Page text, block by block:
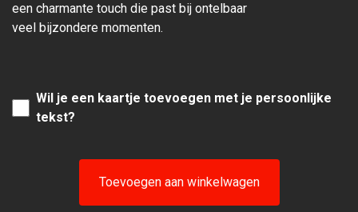
een charmante touch die past bij ontelbaar
veel bijzondere momenten.
Wil je een kaartje toevoegen met je persoonlijke
tekst?
Toevoegen aan winkelwagen